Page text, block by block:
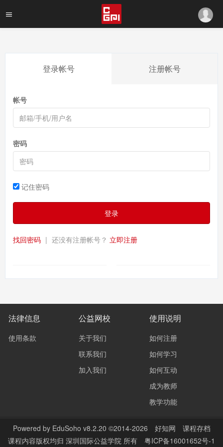
登录帐号 注册帐号
帐号
密码
记住密码
登录
找回密码 | 还没有注册帐号？ 立即注册
法律信息
使用条款
公益网校
关于我们
联系我们
加入我们
使用说明
如何注册
如何学习
如何互动
成为教师
教学功能
Powered by EduSoho v8.2.20 ©2014-2026 好知网
课程存档
课程内容版权均归 深圳国际公益学院 所有 粤ICP备16001652号-1